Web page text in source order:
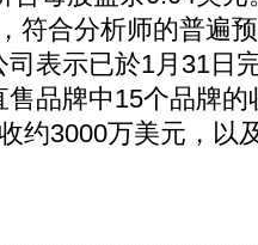
符合分析师的普遍
表示已於1月31日
品牌中15个品牌
约3000万美元，以